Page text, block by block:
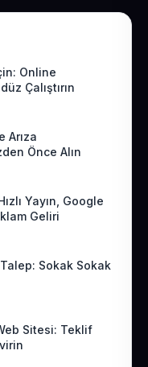
Online
Çalıştırın
Arıza
Önce Alın
Yayın, Google
Geliri
Sokak Sokak
Sitesi: Teklif